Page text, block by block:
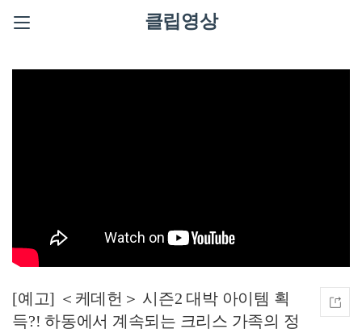
클립영상
[예고] ＜케데헌＞ 시즌2 대박 아이템 획
득?! 하동에서 계속되는 크리스 가족의 정